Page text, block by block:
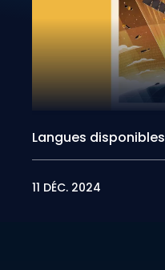
Langues disponibles
11 DÉC. 2024